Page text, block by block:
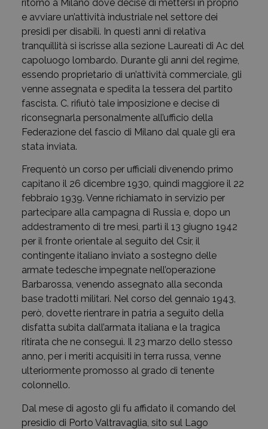
ritornò a Milano dove decise di mettersi in proprio
e avviare un’attività industriale nel settore dei
presidi per disabili. In questi anni di relativa
tranquillità si iscrisse alla sezione Laureati di Ac del
capoluogo lombardo. Durante gli anni del regime,
essendo proprietario di un’attività commerciale, gli
venne assegnata e spedita la tessera del partito
fascista. C. rifiutò tale imposizione e decise di
riconsegnarla personalmente all’ufficio della
Federazione del fascio di Milano dal quale gli era
stata inviata.
Frequentò un corso per ufficiali divenendo primo
capitano il 26 dicembre 1930, quindi maggiore il 22
febbraio 1939. Venne richiamato in servizio per
partecipare alla campagna di Russia e, dopo un
addestramento di tre mesi, partì il 13 giugno 1942
per il fronte orientale al seguito del Csir, il
contingente italiano inviato a sostegno delle
armate tedesche impegnate nell’operazione
Barbarossa, venendo assegnato alla seconda
base tradotti militari. Nel corso del gennaio 1943,
però, dovette rientrare in patria a seguito della
disfatta subita dall’armata italiana e la tragica
ritirata che ne conseguì. Il 23 marzo dello stesso
anno, per i meriti acquisiti in terra russa, venne
ulteriormente promosso al grado di tenente
colonnello.
Dal mese di agosto gli fu affidato il comando del
presidio di Porto Valtravaglia, sito sul Lago